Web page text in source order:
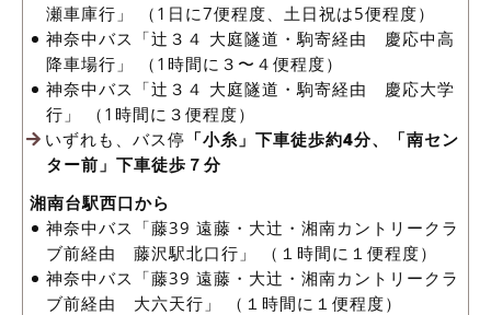
瀬車庫行」 （1日に7便程度、土日祝は5便程度）
神奈中バス「辻３４ 大庭隧道・駒寄経由 慶応中高
降車場行」 （1時間に３〜４便程度）
神奈中バス「辻３４ 大庭隧道・駒寄経由 慶応大学
行」 （1時間に３便程度）
いずれも、バス停 「小糸」下車徒歩約4分、「南セン
ター前」下車徒歩７分
湘南台駅西口から
神奈中バス「藤39 遠藤・大辻・湘南カントリークラ
ブ前経由 藤沢駅北口行」 （１時間に１便程度）
神奈中バス「藤39 遠藤・大辻・湘南カントリークラ
ブ前経由 大六天行」 （１時間に１便程度）